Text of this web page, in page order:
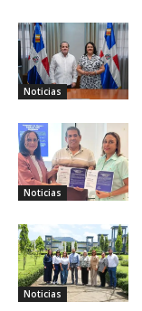
Noticias
Noticias
Noticias